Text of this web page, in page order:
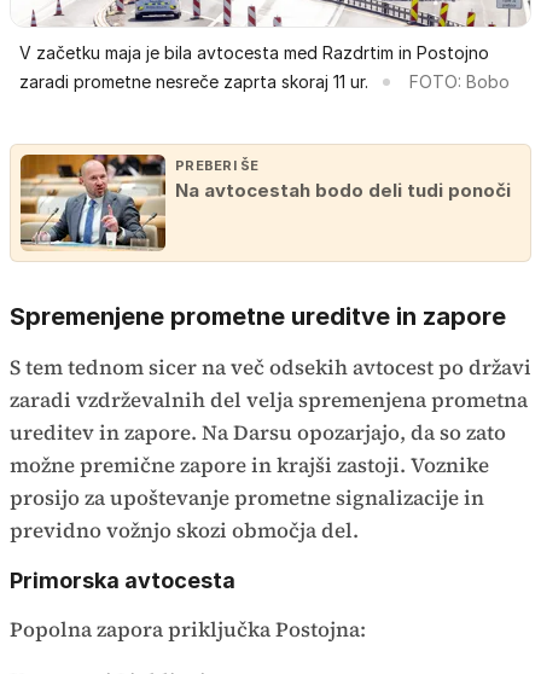
V začetku maja je bila avtocesta med Razdrtim in Postojno
zaradi prometne nesreče zaprta skoraj 11 ur.
FOTO: Bobo
PREBERI ŠE
Na avtocestah bodo deli tudi ponoči
Spremenjene prometne ureditve in zapore
S tem tednom sicer na več odsekih avtocest po državi
zaradi vzdrževalnih del velja spremenjena prometna
ureditev in zapore. Na Darsu opozarjajo, da so zato
možne premične zapore in krajši zastoji. Voznike
prosijo za upoštevanje prometne signalizacije in
previdno vožnjo skozi območja del.
Primorska avtocesta
Popolna zapora priključka Postojna: